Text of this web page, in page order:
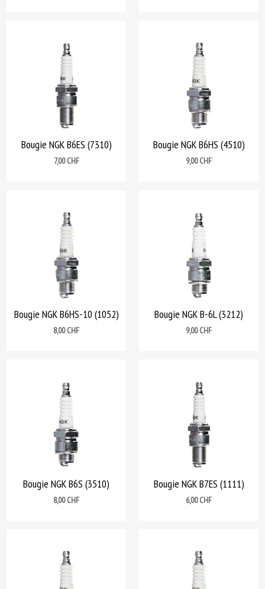
Bougie NGK B6ES (7310)
Prix
7,00 CHF
Bougie NGK B6HS (4510)
Prix
9,00 CHF
Bougie NGK B6HS-10 (1052)
Prix
8,00 CHF
Bougie NGK B-6L (3212)
Prix
9,00 CHF
Bougie NGK B6S (3510)
Prix
8,00 CHF
Bougie NGK B7ES (1111)
Prix
6,00 CHF